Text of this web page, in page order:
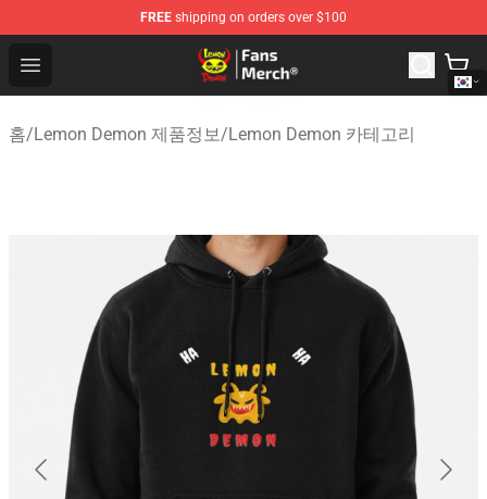
FREE shipping on orders over $100
Open menu
Lemon Demon Store - Official Lemon Demon
홈/Lemon Demon 제품정보/Lemon Demon 카테고리